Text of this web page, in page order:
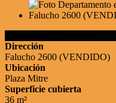
Dirección
Falucho 2600 (VENDIDO)
Ubicación
Plaza Mitre
Superficie cubierta
36 m²